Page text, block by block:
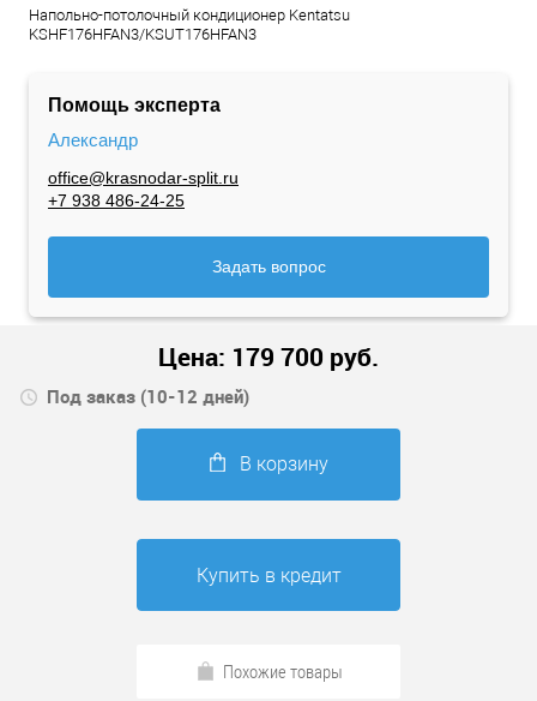
Напольно-потолочный кондиционер Kentatsu
KSHF176HFAN3/KSUT176HFAN3
Помощь эксперта
Александр
office@krasnodar-split.ru
+7 938 486-24-25
Задать вопрос
Цена: 179 700 руб.
Под заказ (10-12 дней)
В корзину
Купить в кредит
Похожие товары